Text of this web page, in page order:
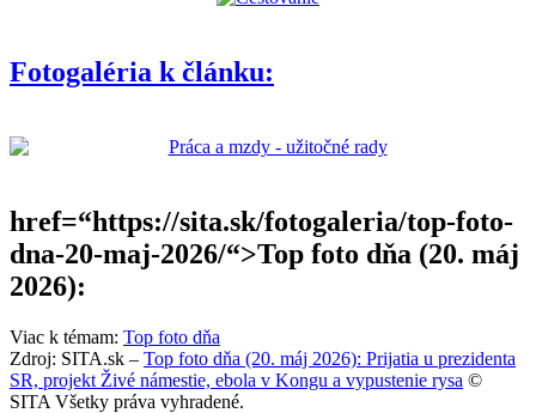
Fotogaléria k článku:
href=“https://sita.sk/fotogaleria/top-foto-
dna-20-maj-2026/“>Top foto dňa (20. máj
2026):
Viac k témam: Top foto dňa
Zdroj: SITA.sk – Top foto dňa (20. máj 2026): Prijatia u prezidenta
SR, projekt Živé námestie, ebola v Kongu a vypustenie rysa ©
SITA Všetky práva vyhradené.